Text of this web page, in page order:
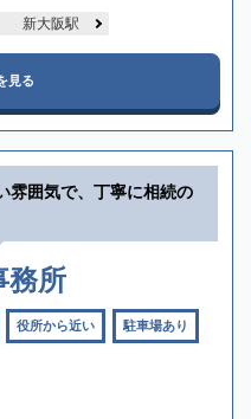
新大阪駅
見る
雰囲気で、丁寧に相続の
務所
役所から近い 駐車場あり